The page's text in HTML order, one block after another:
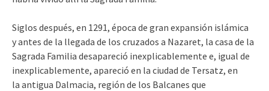
Siglos después, en 1291, época de gran expansión islámica
y antes de la llegada de los cruzados a Nazaret, la casa de la
Sagrada Familia desapareció inexplicablemente e, igual de
inexplicablemente, apareció en la ciudad de Tersatz, en
la antigua Dalmacia, región de los Balcanes que